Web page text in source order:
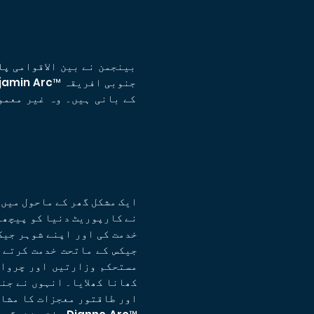
بینجمن نے بین الاقوامی
خدمت کی اور اپنے شوہر
جیکس کے ماتحت خدمت
مستحکم وزارتیں اور
کھانا کھلایا۔ انہوں نے